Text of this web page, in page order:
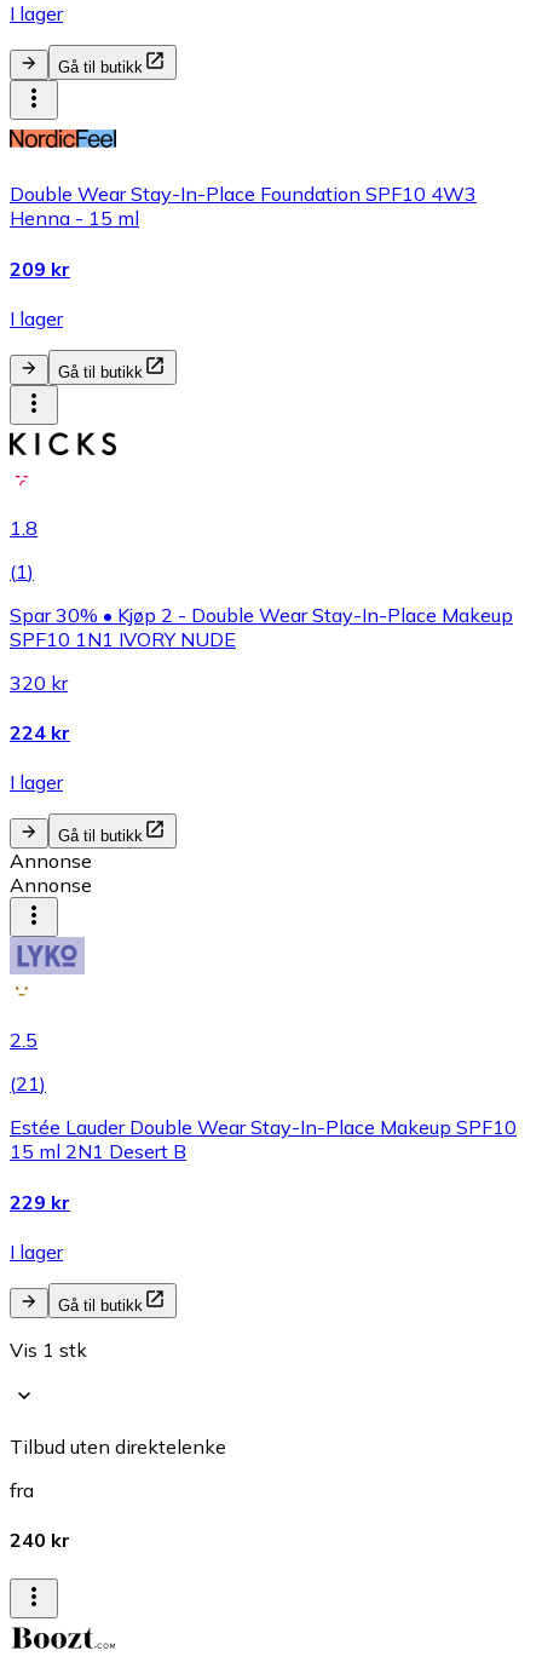
I lager
Gå til butikk
Double Wear Stay-In-Place Foundation SPF10 4W3
Henna - 15 ml
209 kr
I lager
Gå til butikk
1.8
(1)
Spar 30% • Kjøp 2 - Double Wear Stay-In-Place Makeup
SPF10 1N1 IVORY NUDE
320 kr
224 kr
I lager
Gå til butikk
Annonse
Annonse
2.5
(21)
Estée Lauder Double Wear Stay-In-Place Makeup SPF10
15 ml 2N1 Desert B
229 kr
I lager
Gå til butikk
Vis 1 stk
Tilbud uten direktelenke
fra
240 kr